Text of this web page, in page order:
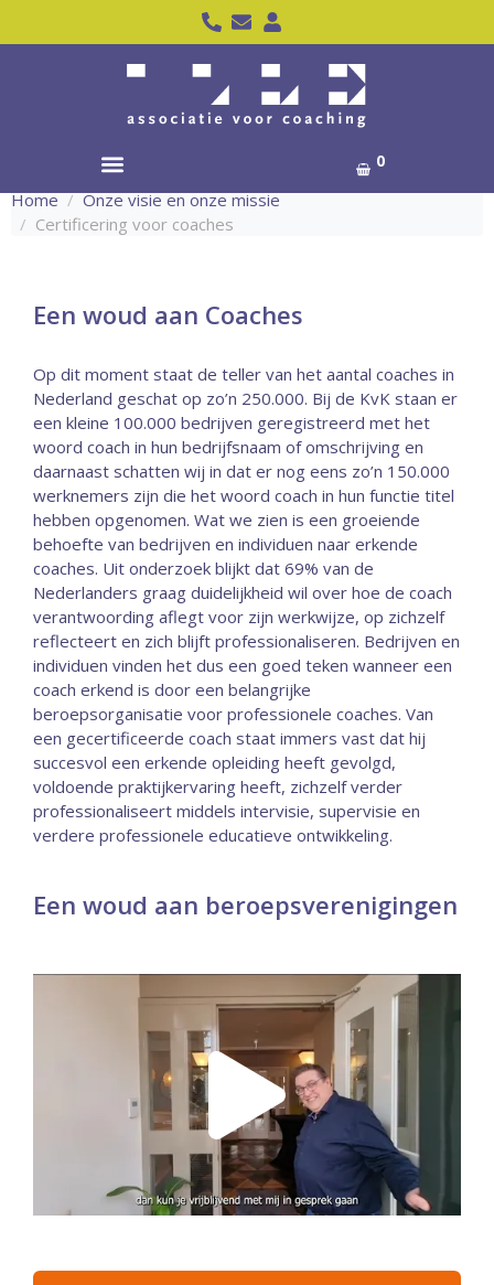
0
Home
Onze visie en onze missie
Certificering voor coaches
Een woud aan Coaches
Op dit moment staat de teller van het aantal coaches in
Nederland geschat op zo’n 250.000. Bij de KvK staan er
een kleine 100.000 bedrijven geregistreerd met het
woord coach in hun bedrijfsnaam of omschrijving en
daarnaast schatten wij in dat er nog eens zo’n 150.000
werknemers zijn die het woord coach in hun functie titel
hebben opgenomen. Wat we zien is een groeiende
behoefte van bedrijven en individuen naar erkende
coaches. Uit onderzoek blijkt dat 69% van de
Nederlanders graag duidelijkheid wil over hoe de coach
verantwoording aflegt voor zijn werkwijze, op zichzelf
reflecteert en zich blijft professionaliseren. Bedrijven en
individuen vinden het dus een goed teken wanneer een
coach erkend is door een belangrijke
beroepsorganisatie voor professionele coaches. Van
een gecertificeerde coach staat immers vast dat hij
succesvol een erkende opleiding heeft gevolgd,
voldoende praktijkervaring heeft, zichzelf verder
professionaliseert middels intervisie, supervisie en
verdere professionele educatieve ontwikkeling.
Een woud aan beroepsverenigingen​